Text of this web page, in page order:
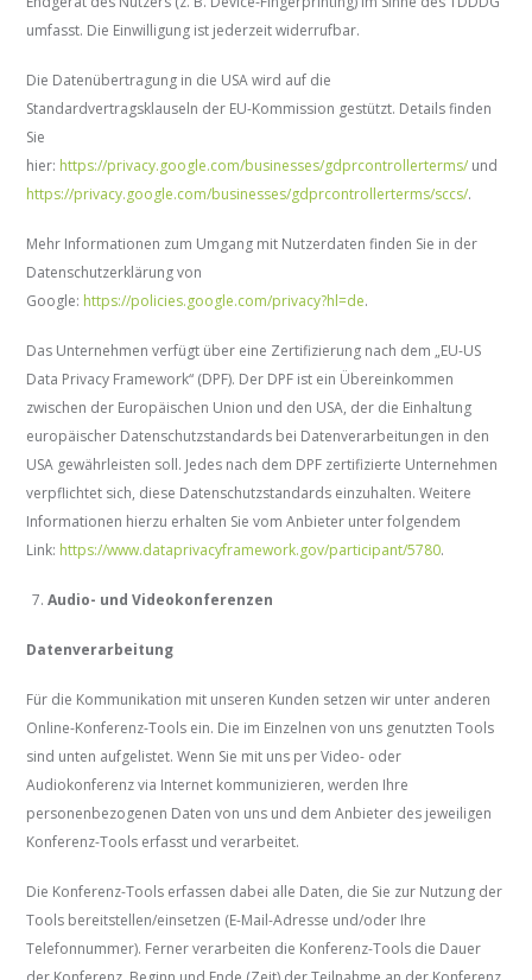
umfasst. Die Einwilligung ist jederzeit widerrufbar.
Die Datenübertragung in die USA wird auf die
Standardvertragsklauseln der EU-Kommission gestützt. Details finden
Sie
hier: https://privacy.google.com/businesses/gdprcontrollerterms/ und
https://privacy.google.com/businesses/gdprcontrollerterms/sccs/.
Mehr Informationen zum Umgang mit Nutzerdaten finden Sie in der
Datenschutzerklärung von
Google: https://policies.google.com/privacy?hl=de.
Das Unternehmen verfügt über eine Zertifizierung nach dem „EU-US
Data Privacy Framework“ (DPF). Der DPF ist ein Übereinkommen
zwischen der Europäischen Union und den USA, der die Einhaltung
europäischer Datenschutzstandards bei Datenverarbeitungen in den
USA gewährleisten soll. Jedes nach dem DPF zertifizierte Unternehmen
verpflichtet sich, diese Datenschutzstandards einzuhalten. Weitere
Informationen hierzu erhalten Sie vom Anbieter unter folgendem
Link: https://www.dataprivacyframework.gov/participant/5780.
Audio- und Videokonferenzen
Datenverarbeitung
Für die Kommunikation mit unseren Kunden setzen wir unter anderen
Online-Konferenz-Tools ein. Die im Einzelnen von uns genutzten Tools
sind unten aufgelistet. Wenn Sie mit uns per Video- oder
Audiokonferenz via Internet kommunizieren, werden Ihre
personenbezogenen Daten von uns und dem Anbieter des jeweiligen
Konferenz-Tools erfasst und verarbeitet.
Die Konferenz-Tools erfassen dabei alle Daten, die Sie zur Nutzung der
Tools bereitstellen/einsetzen (E-Mail-Adresse und/oder Ihre
Telefonnummer). Ferner verarbeiten die Konferenz-Tools die Dauer